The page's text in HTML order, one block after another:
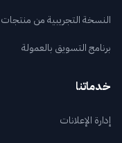
النسخة التجريبية من
برنامج التسويق بالعمولة
خدماتنا
إدارة الإعلانات